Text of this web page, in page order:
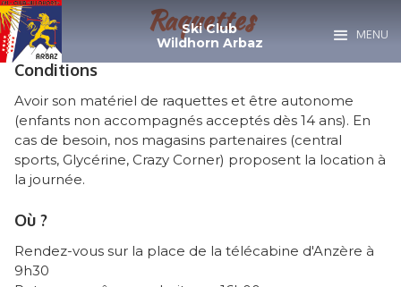
Ski Club
Wildhorn Arbaz
MENU
Raquettes
Conditions
Avoir son matériel de raquettes et être autonome
(enfants non accompagnés acceptés dès 14 ans). En
cas de besoin, nos magasins partenaires (central
sports, Glycérine, Crazy Corner) proposent la location à
la journée.
Où ?
Rendez-vous sur la place de la télécabine d'Anzère à
9h30